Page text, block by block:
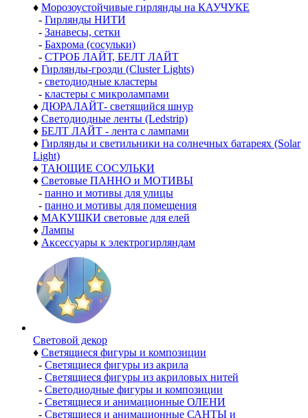
♦ Морозоустойчивые гирлянды на КАУЧУКЕ
- Гирлянды НИТИ
- Занавесы, сетки
- Бахрома (сосульки)
- СТРОБ ЛАЙТ, БЕЛТ ЛАЙТ
♦ Гирлянды-грозди (Cluster Lights)
- светодиодные кластеры
- кластеры с микролампами
♦ ДЮРАЛАЙТ- светящийся шнур
♦ Светодиодные ленты (Ledstrip)
♦ БЕЛТ ЛАЙТ - лента с лампами
♦ Гирлянды и светильники на солнечных батареях (Solar
Light)
♦ ТАЮЩИЕ СОСУЛЬКИ
♦ Световые ПАННО и МОТИВЫ
- панно и мотивы для улицы
- панно и мотивы для помещения
♦ МАКУШКИ световые для елей
♦ Лампы
♦ Аксессуары к электрогирляндам
Световой декор
♦ Светящиеся фигуры и композиции
- Светящиеся фигуры из акрила
- Светящиеся фигуры из акриловых нитей
- Светодиодные фигуры и композиции
- Светящиеся и анимационные ОЛЕНИ
- Светящиеся и анимационные САНТЫ и